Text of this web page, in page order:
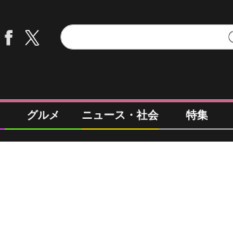
グルメ ニュース・社会 特集